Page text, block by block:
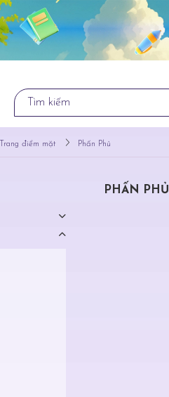
Trang điểm mặt Phấn Phủ
PHẤN PHỦ